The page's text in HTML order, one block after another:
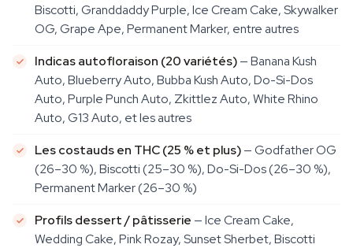
Biscotti, Granddaddy Purple, Ice Cream Cake, Skywalker
OG, Grape Ape, Permanent Marker, entre autres
Indicas autofloraison (20 variétés)— Banana Kush
Auto, Blueberry Auto, Bubba Kush Auto, Do-Si-Dos
Auto, Purple Punch Auto, Zkittlez Auto, White Rhino
Auto, G13 Auto, et les autres
Les costauds en THC (25 % et plus)— Godfather OG
(26–30 %), Biscotti (25–30 %), Do-Si-Dos (26–30 %),
Permanent Marker (26–30 %)
Profils dessert / pâtisserie — Ice Cream Cake,
Wedding Cake, Pink Rozay, Sunset Sherbet, Biscotti